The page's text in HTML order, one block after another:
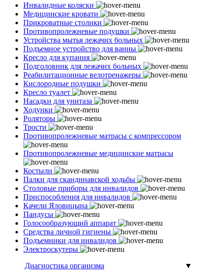
Инвалидные коляски
Медицинские кровати
Прикроватные столики
Противопролежневые подушки
Устройства мытья лежачих больных
Подъемное устройство для ванны
Кресло для купания
Подголовник для лежачих больных
Реабилитационные велотренажеры
Кислородные подушки
Кресло туалет
Насадки для унитаза
Ходунки
Роляторы
Трости
Противопролежневые матрасы с компрессором
Противопролежневые медицинские матрасы
Костыли
Палки для скандинавской ходьбы
Столовые приборы для инвалидов
Приспособления для инвалидов
Качели Яловицына
Пандусы
Голосообразующий аппарат
Средства личной гигиены
Подъемники для инвалидов
Электроскутеры
Диагностика организма
▼